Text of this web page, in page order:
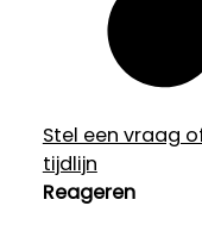
Stel een vraag
tijdlijn
Reageren